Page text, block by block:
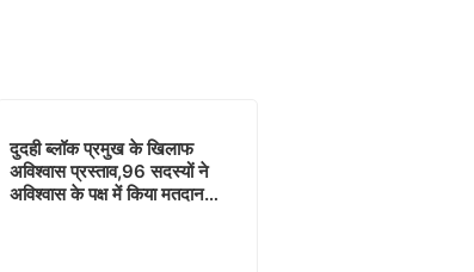
दुदही ब्लॉक प्रमुख के खिलाफ
अविश्वास प्रस्ताव,96 सदस्यों ने
अविश्वास के पक्ष में किया मतदान…